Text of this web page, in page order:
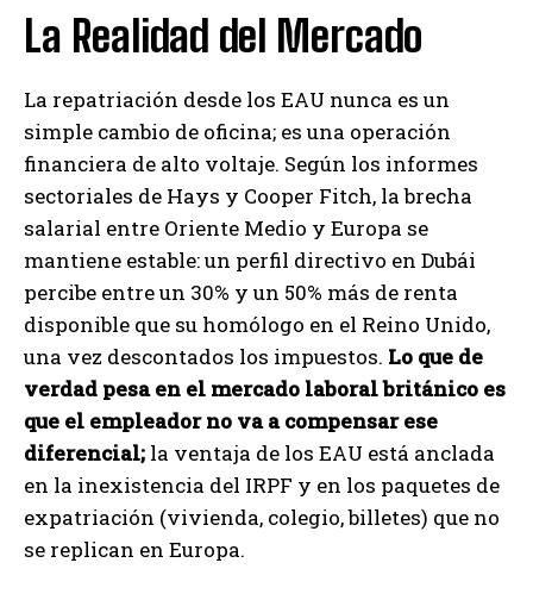
La Realidad del Mercado
La repatriación desde los EAU nunca es un
simple cambio de oficina; es una operación
financiera de alto voltaje. Según los informes
sectoriales de Hays y Cooper Fitch, la brecha
salarial entre Oriente Medio y Europa se
mantiene estable: un perfil directivo en Dubái
percibe entre un 30% y un 50% más de renta
disponible que su homólogo en el Reino Unido,
una vez descontados los impuestos. Lo que de
verdad pesa en el mercado laboral británico es
que el empleador no va a compensar ese
diferencial; la ventaja de los EAU está anclada
en la inexistencia del IRPF y en los paquetes de
expatriación (vivienda, colegio, billetes) que no
se replican en Europa.